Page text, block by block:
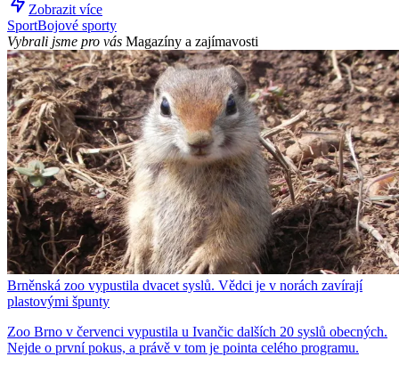
Zobrazit více
SportBojové sporty
Vybrali jsme pro vás Magazíny a zajímavosti
Brněnská zoo vypustila dvacet syslů. Vědci je v norách zavírají
plastovými špunty
Zoo Brno v červenci vypustila u Ivančic dalších 20 syslů obecných.
Nejde o první pokus, a právě v tom je pointa celého programu.